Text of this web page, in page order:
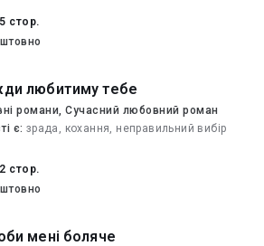
125 стор.
любитиму тебе
романи, Сучасний любовний роман
є: зрада, кохання, неправильний вибір
132 стор.
мені боляче